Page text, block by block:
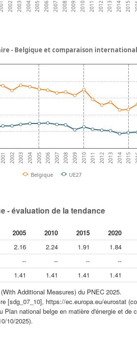
2002 2003 2004 2005 2006 2007 2008 2009 2010 2011 2012 2013 2014 2015
2001 2002 2003 2004 2005 2006 2007 2008 2009 2010 2011 2012 2013 2014 2015
Belgique UE27
- Belgique et comparaison
- évaluation de la tendance
2005 2010 2015 2020
2.16 2.24 1.91 1.84
-- -- -- --
1.41 1.41 1.41 1.41
Additional Measures) du PNEC 2025.
[sdg_07_10], https://ec.europa.eu/eurostat
national belge en matière d'énergie et de
10/2025).